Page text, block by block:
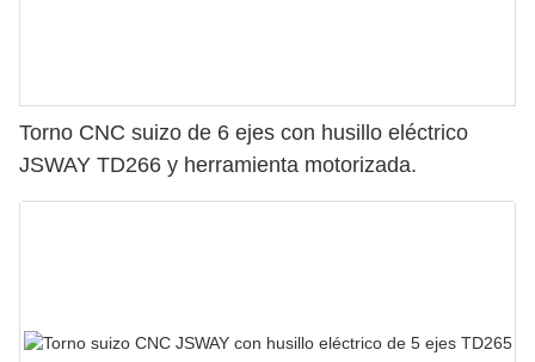
Torno CNC suizo de 6 ejes con husillo eléctrico
JSWAY TD266 y herramienta motorizada.